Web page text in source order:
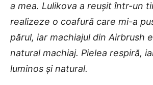
a mea. Lulikova a reușit într-un
realizeze o coafură care mi-a
părul, iar machiajul din Airbrush
natural machiaj. Pielea respiră,
luminos și natural.